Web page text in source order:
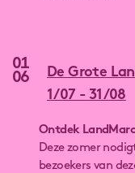
01
06
De Grote
1/07 - 31/08
Ontdek
Deze zomer
bezoekers van